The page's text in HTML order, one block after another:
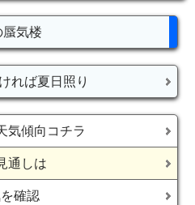
蜃気楼
れば夏日照り
気傾向コチラ
通しは
確認